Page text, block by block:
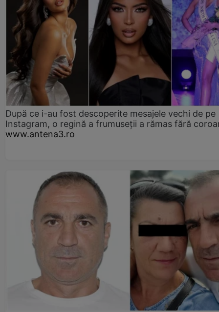
După ce i-au fost descoperite mesajele vechi de pe
Instagram, o regină a frumuseții a rămas fără
www.antena3.ro